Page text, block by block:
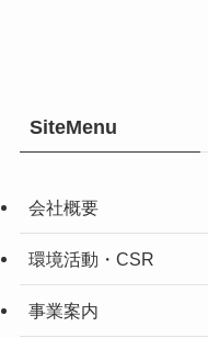
SiteMenu
会社概要
環境活動・CSR
事業案内